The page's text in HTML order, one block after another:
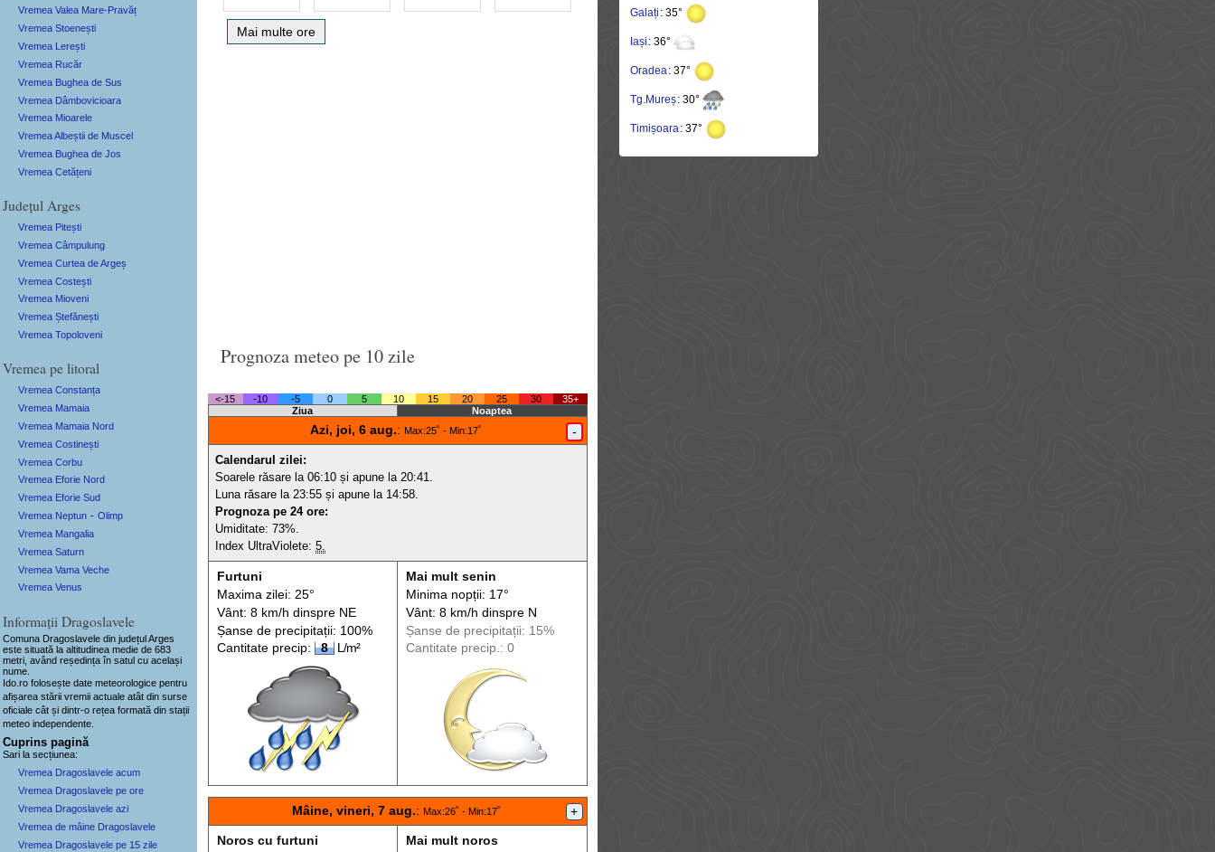
Mai multe ore
Prognoza meteo pe 10 zile
<-15 -10 -5 0 5 10 15 20 25 30
35+
Ziua
Noaptea
Azi, joi, 6 aug.:Max:25˚ - Min:17˚ -
Calendarul zilei:
Soarele răsare la 06:10 și apune la 20:41.
Luna răsare la 23:55 și apune la 14:58.
Prognoza pe 24 ore:
Umiditate: 73%.
Index UltraViolete:5.
Furtuni
Maxima zilei: 25°
Vânt: 8 km/h dinspreNE
Șanse de precipitații: 100%
Cantitate precip:
8 L/m²
Mai mult senin
Minima nopții: 17°
Vânt: 8 km/h dinspreN
Șanse de precipitații: 15%
Cantitate precip.: 0
Mâine, vineri, 7 aug.: Max:26˚ - Min:17˚ +
Noros cu furtuni
Mai mult noros
Galați : 35°
Iași : 36°
Oradea: 37°
Tg.Mureș: 30°
Timișoara: 37°
Vremea Valea Mare-Pravăț
Vremea Stoenești
Vremea Lerești
Vremea Rucăr
Vremea Bughea de Sus
Vremea Dâmbovicioara
Vremea Mioarele
Vremea Albeștii de Muscel
Vremea Bughea de Jos
Vremea Cetățeni
Județul Arges
Vremea Pitești
Vremea Câmpulung
Vremea Curtea de Argeș
Vremea Costești
Vremea Mioveni
Vremea Ștefănești
Vremea Topoloveni
Vremea pe litoral
Vremea Constanța
Vremea Mamaia
Vremea Mamaia Nord
Vremea Costinești
Vremea Corbu
Vremea Eforie Nord
Vremea Eforie Sud
Vremea Neptun - Olimp
Vremea Mangalia
Vremea Saturn
Vremea Vama Veche
Vremea Venus
Informații Dragoslavele
Comuna Dragoslavele din județul Arges
este situată la altitudinea medie de 683
metri, având reședința în satul cu același
nume.
Ido.ro folosește date meteorologice pentru
afișarea stării vremii actuale atât din surse
oficiale cât și dintr-o rețea formată din stații
meteoindependente
Cuprins pagină
Sari la secțiunea:
Vremea Dragoslavele acum
Vremea Dragoslavele pe ore
Vremea Dragoslavele azi
Vremea de mâine Dragoslavele
Vremea Dragoslavele pe 15 zile